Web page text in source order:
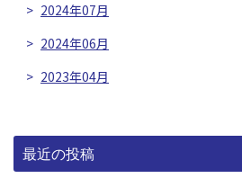
2024年07月
2024年06月
2023年04月
最近の投稿